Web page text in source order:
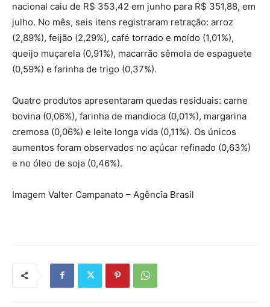
nacional caiu de R$ 353,42 em junho para R$ 351,88, em
julho. No mês, seis itens registraram retração: arroz
(2,89%), feijão (2,29%), café torrado e moído (1,01%),
queijo muçarela (0,91%), macarrão sêmola de espaguete
(0,59%) e farinha de trigo (0,37%).
Quatro produtos apresentaram quedas residuais: carne
bovina (0,06%), farinha de mandioca (0,01%), margarina
cremosa (0,06%) e leite longa vida (0,11%). Os únicos
aumentos foram observados no açúcar refinado (0,63%)
e no óleo de soja (0,46%).
Imagem Valter Campanato – Agência Brasil